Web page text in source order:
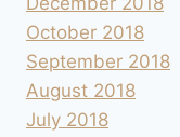
October 2018
September 2018
August 2018
July 2018